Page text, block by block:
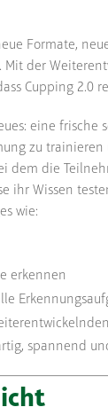
Formate,
Mit der
Cupping 2.0
eine
zu
dem die
ihr Wissen
wie:
erkennen
spannend